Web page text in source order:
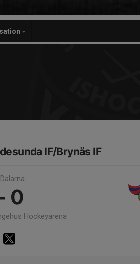
IF/Brynäs IF
0
Hockeyarena